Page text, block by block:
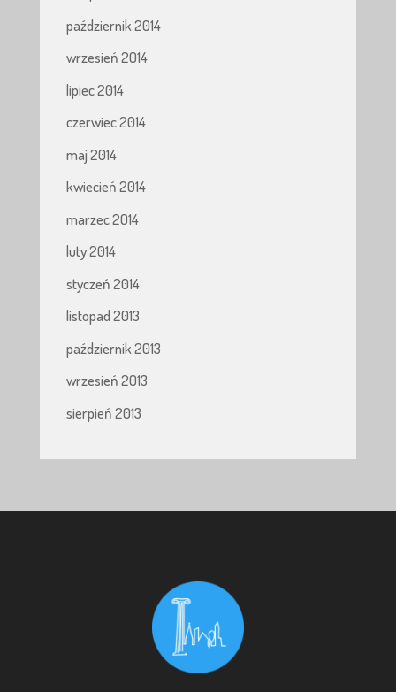
październik 2014
wrzesień 2014
lipiec 2014
czerwiec 2014
maj 2014
kwiecień 2014
marzec 2014
luty 2014
styczeń 2014
listopad 2013
październik 2013
wrzesień 2013
sierpień 2013